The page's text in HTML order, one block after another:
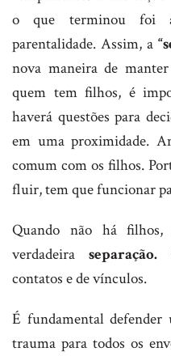
o que terminou foi
parentalidade. Assim, a
nova maneira de
quem tem filhos, é
haverá questões para
em uma proximidade.
comum com os filhos.
fluir, tem que funcionar
Quando não há
verdadeira separação.
contatos e de vínculos.
É fundamental defender
trauma para todos os